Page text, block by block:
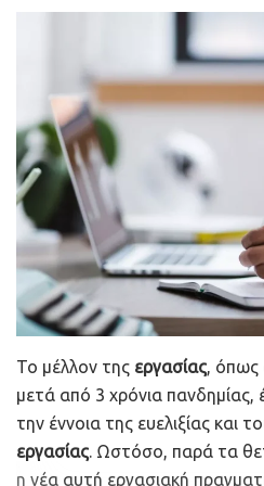
Καστοριά, Αλεξανδρούπολη,
είναι μερικοί από τους
σε πόλο έλξης για όσους
μετακινήσεις, αγαπούν σπορ
αναρρίχηση, η πεζοπορία και η
value for money κομβικές
περιοχές που βρέχονται από
Η Ήπειρος των τεσσάρων
«Μετά από δύο χρόνια
βουνά. Η Ήπειρος πρέπει να
υπόλοιπες της χώρας και
με το Ζαγόρι, τα Τζουμέρκα,
Κόνιτσα κινήθηκαν +50%
«Η Ήπειρος των τεσσάρων
Το μέλλον της εργασίας, όπως
μετά από 3 χρόνια πανδημίας,
την έννοια της ευελιξίας και
εργασίας. Ωστόσο, παρά τα
η νέα αυτή εργασιακή